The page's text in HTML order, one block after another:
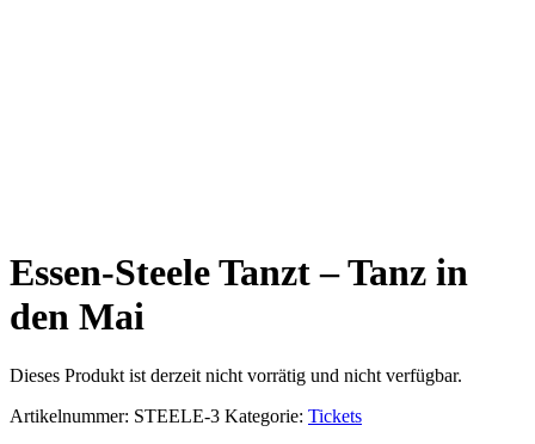
Essen-Steele Tanzt – Tanz in
den Mai
Dieses Produkt ist derzeit nicht vorrätig und nicht verfügbar.
Artikelnummer: STEELE-3 Kategorie: Tickets